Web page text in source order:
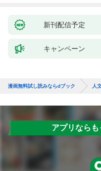
新刊配信予定
キャンペーン
漫画無料試し読みならdブック 人
アプリならも